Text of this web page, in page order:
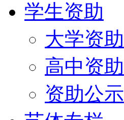
学生资助
大学资助
高中资助
资助公示